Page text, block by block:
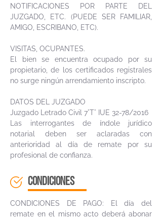
NOTIFICACIONES POR PARTE DEL
JUZGADO, ETC. (PUEDE SER FAMILIAR,
AMIGO, ESCRIBANO, ETC).
VISITAS, OCUPANTES.
El bien se encuentra ocupado por su
propietario, de los certificados registrales
no surge ningún arrendamiento inscripto.
DATOS DEL JUZGADO
Juzgado Letrado Civil 7°T° IUE 32-78/2016
Las interrogantes de índole jurídico
notarial deben ser aclaradas con
anterioridad al día de remate por su
profesional de confianza.
CONDICIONES
CONDICIONES DE PAGO: El día del
remate en el mismo acto deberá abonar